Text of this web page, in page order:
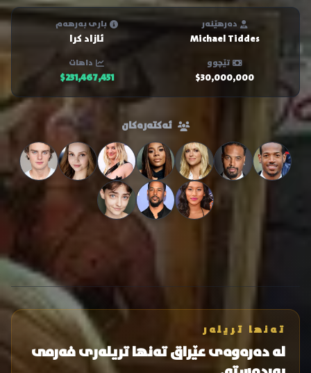
دەرهێنەر
Michael Tiddes
باری بەرهەم
ئازاد کرا
تێچوو
$30,000,000
داهات
$231,467,451
ئەکتەرەکان
تەنها تریلەر
لە دەرەوەی عێراق تەنها تریلەری فەرمی